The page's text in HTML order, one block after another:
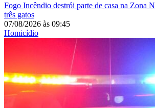
Fogo Incêndio destrói parte de casa na Zona
três gatos
07/08/2026 às 09:45
Homicídio